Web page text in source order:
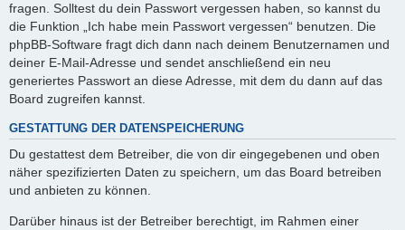
fragen. Solltest du dein Passwort vergessen haben, so kannst du
die Funktion „Ich habe mein Passwort vergessen“ benutzen. Die
phpBB-Software fragt dich dann nach deinem Benutzernamen und
deiner E-Mail-Adresse und sendet anschließend ein neu
generiertes Passwort an diese Adresse, mit dem du dann auf das
Board zugreifen kannst.
GESTATTUNG DER DATENSPEICHERUNG
Du gestattest dem Betreiber, die von dir eingegebenen und oben
näher spezifizierten Daten zu speichern, um das Board betreiben
und anbieten zu können.
Darüber hinaus ist der Betreiber berechtigt, im Rahmen einer